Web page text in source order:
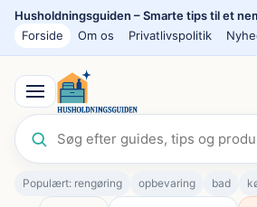
Spring
indhold
Husholdningsguiden – Smarte tips til et
Forside
Om os Privatlivspolitik
Populært: rengøring opbevaring bad